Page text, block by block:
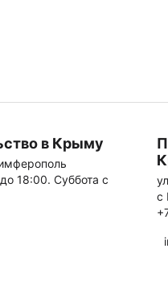
в Крыму
18:00. Суббота с
с